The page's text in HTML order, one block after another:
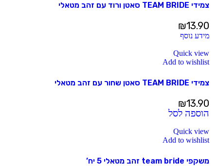
צמידי TEAM BRIDE סאטן ורוד עם זהב מטאלי
₪13.90
מידע נוסף
Quick view
Add to wishlist
צמידי TEAM BRIDE סאטן שחור עם זהב מטאלי
₪13.90
הוספה לסל
Quick view
Add to wishlist
משקפי team bride זהב מטאלי 5 יח’